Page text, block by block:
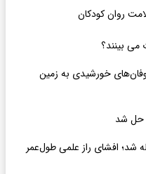
روان کودکان
می بینند؟
خورشیدی به زمین
حل شد
لامپ جهان ۱۲۵ ساله شد؛ افشای راز علمی طول‌عمر